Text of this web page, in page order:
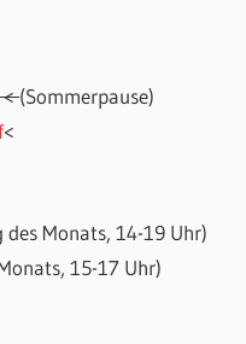
<(Sommerpause)
<
Monats, 14-19 Uhr)
15-17 Uhr)